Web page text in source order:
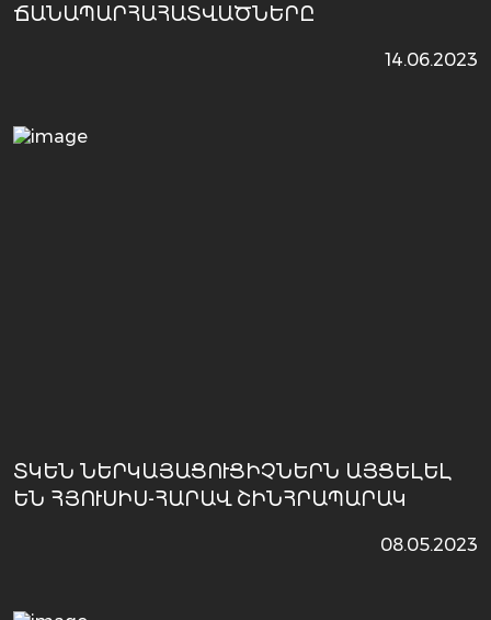
ՆԱՊԱՐՀԱՀԱՏՎԱԾՆԵՐԸ
14.06.2023
ՏԿԵՆ ՆԵՐԿԱՅԱՑՈՒՑԻՉՆԵՐՆ ԱՅՑԵԼԵԼ
ԵՆ ՀՅՈՒՍԻՍ-ՀԱՐԱՎ ՇԻՆՀՐԱՊԱՐԱԿ
08.05.2023